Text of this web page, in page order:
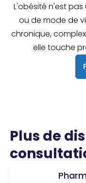
L'obésité n'est
ou de mode de
chronique,
elle touche
Plus de